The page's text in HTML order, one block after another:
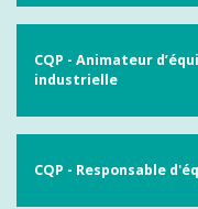
CQP - Animateur
industrielle
CQP - Responsable